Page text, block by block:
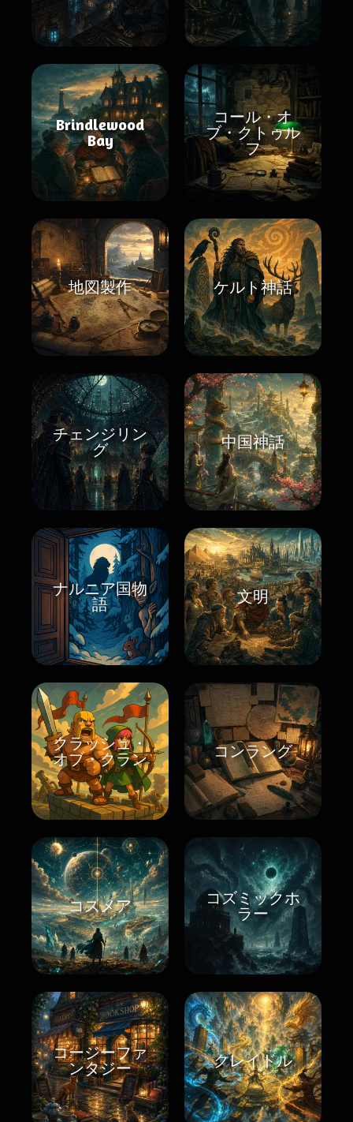
Brindlewood
Bay
コール・オ
ブ・クトゥル
フ
地図製作 ケルト神話
チェンジリン
グ
中国神話
ナルニア国物
語
文明
クラッシュ・
オブ・クラン
コンラング
コスメア
コズミックホ
ラー
コージーファ
ンタジー
クレイドル